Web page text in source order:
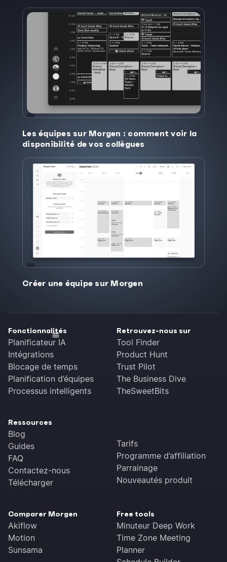
Les équipes sur Morgen : comment voir la
disponibilité de vos collègues
Créer une équipe sur Morgen
Fonctionnalités
Planificateur IA
Intégrations
Blocage de temps
Planification d’équipes
Processus intelligents
Retrouvez-nous sur
Tool Finder
Product Hunt
Trust Pilot
The Business Dive
TheSweetBits
Ressources
Blog
Guides
FAQ
Contactez-nous
Télécharger
Tarifs
Programme d’affiliation
Parrainage
Nouveautés produit
Comparer Morgen
Akiflow
Motion
Sunsama
Free tools
Minuteur Deep Work
Time Zone Meeting
Planner